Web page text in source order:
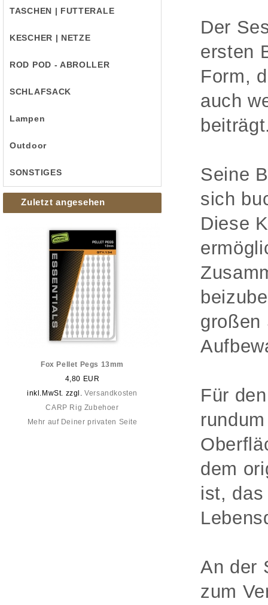
TASCHEN | FUTTERALE
KESCHER | NETZE
ROD POD - ABROLLER
SCHLAFSACK
Lampen
Outdoor
SONSTIGES
Zuletzt angesehen
Fox Pellet Pegs 13mm
4,80 EUR
inkl.MwSt. zzgl.Versandkosten
CARP Rig Zubehoer
Mehr auf Deiner privaten Seite
Der
ersten
Form,
auch
Seine
sich
Diese
großen
Für
dem
ist,
An der
zum